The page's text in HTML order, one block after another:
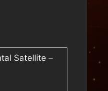
Satellite –